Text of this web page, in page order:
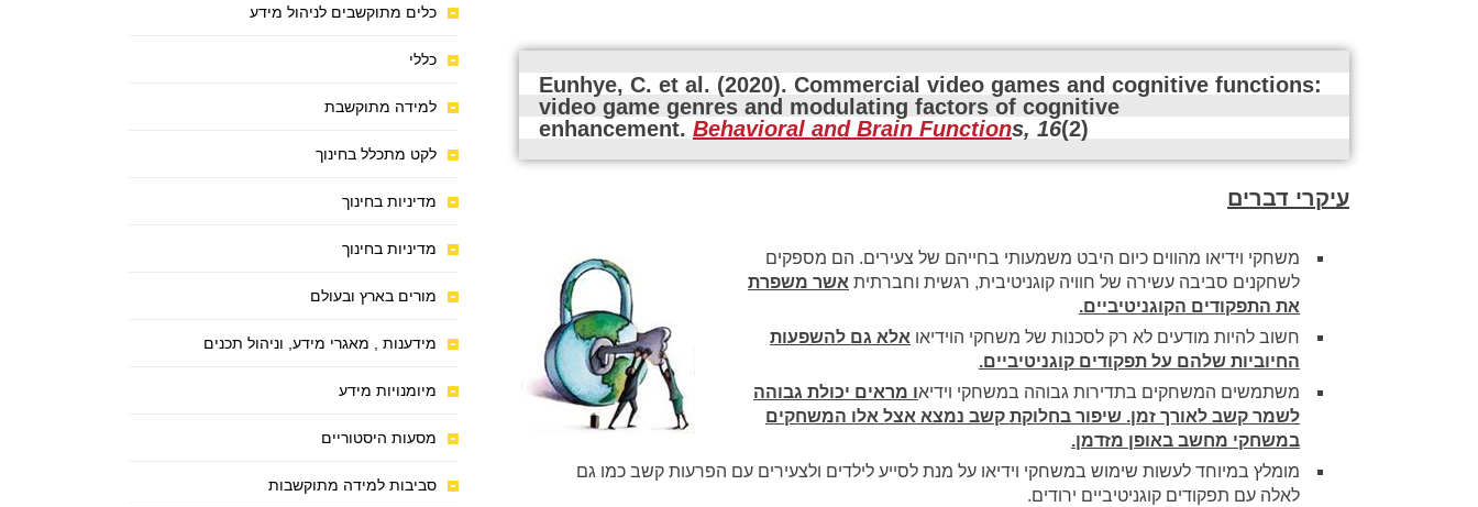
Eunhye, C. et al. (2020). Commercial video games and cognitive functions:
video game genres and modulating factors of cognitive
enhancement. Behavioral and Brain Functions, 16(2)
עיקרי דברים
משחקי וידיאו מהווים כיום היבט משמעותי בחייהם של צעירים. הם מספקים
לשחקנים סביבה עשירה של חוויה קוגניטיבית, רגשית וחברתית אשר משפרת
את התפקודים הקוגניטיביים.
חשוב להיות מודעים לא רק לסכנות של משחקי הוידיאו אלא גם להשפעות
החיוביות שלהם על תפקודים קוגניטיביים.
משתמשים המשחקים בתדירות גבוהה במשחקי וידיאו מראים יכולת גבוהה
לשמר קשב לאורך זמן. שיפור בחלוקת קשב נמצא אצל אלו המשחקים
במשחקי מחשב באופן מזדמן.
מומלץ במיוחד לעשות שימוש במשחקי וידיאו על מנת לסייע לילדים ולצעירים עם הפרעות קשב כמו גם
לאלה עם תפקודים קוגניטיביים ירודים.
כלים מתוקשבים לניהול מידע
כללי
למידה מתוקשבת
לקט מתכלל בחינוך
מדיניות בחינוך
מדיניות בחינוך
מורים בארץ ובעולם
מידענות , מאגרי מידע, וניהול תכנים
מיומנויות מידע
מסעות היסטוריים
סביבות למידה מתוקשבות